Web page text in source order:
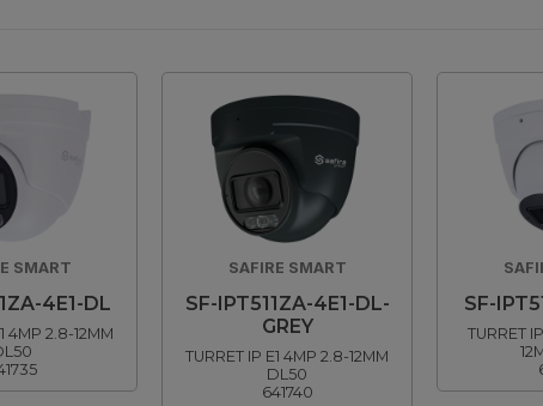
SMART
4E1-DL
4MP 2.8-12MM
SAFIRE SMART
SF-IPT511ZA-4E1-DL-
GREY
TURRET IP E1 4MP 2.8-12MM
DL50
641740
SF-
TURRET